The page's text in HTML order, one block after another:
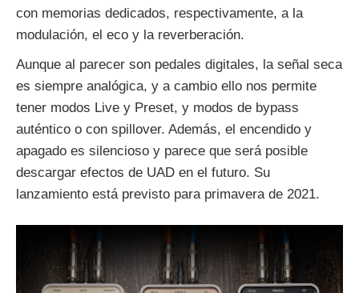
con memorias dedicados, respectivamente, a la
modulación, el eco y la reverberación.
Aunque al parecer son pedales digitales, la señal seca
es siempre analógica, y a cambio ello nos permite
tener modos Live y Preset, y modos de bypass
auténtico o con spillover. Además, el encendido y
apagado es silencioso y parece que será posible
descargar efectos de UAD en el futuro. Su
lanzamiento está previsto para primavera de 2021.